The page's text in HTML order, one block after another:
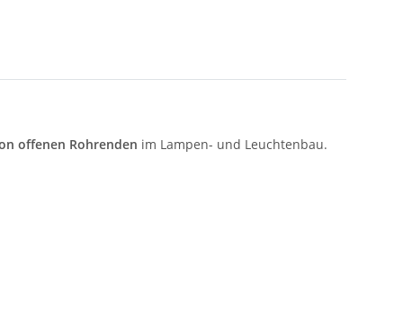
offenen Rohrenden im Lampen- und Leuchtenbau.